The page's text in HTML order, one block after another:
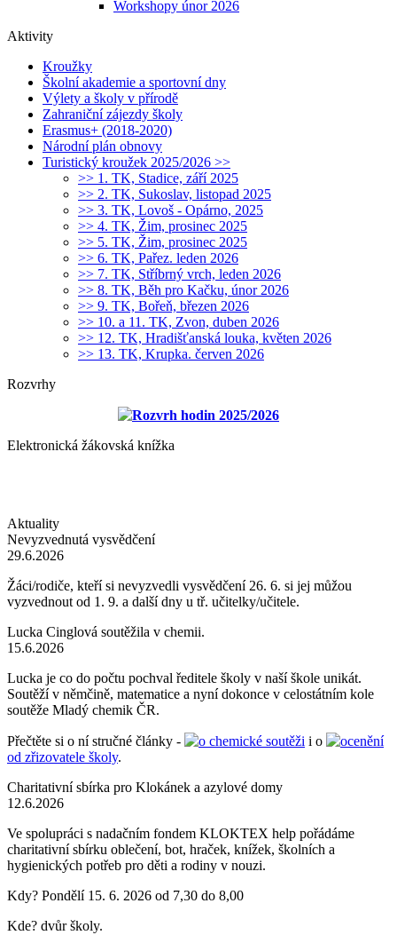
Workshopy únor 2026
Aktivity
Kroužky
Školní akademie a sportovní dny
Výlety a školy v přírodě
Zahraniční zájezdy školy
Erasmus+ (2018-2020)
Národní plán obnovy
Turistický kroužek 2025/2026 >>
>> 1. TK, Stadice, září 2025
>> 2. TK, Sukoslav, listopad 2025
>> 3. TK, Lovoš - Opárno, 2025
>> 4. TK, Žim, prosinec 2025
>> 5. TK, Žim, prosinec 2025
>> 6. TK, Pařez. leden 2026
>> 7. TK, Stříbrný vrch, leden 2026
>> 8. TK, Běh pro Kačku, únor 2026
>> 9. TK, Bořeň, březen 2026
>> 10. a 11. TK, Zvon, duben 2026
>> 12. TK, Hradišťanská louka, květen 2026
>> 13. TK, Krupka. červen 2026
Rozvrhy
Rozvrh hodin 2025/2026
Elektronická žákovská knížka
Aktuality
Nevyzvednutá vysvědčení
29.6.2026
Žáci/rodiče, kteří si nevyzvedli vysvědčení 26. 6. si jej můžou
vyzvednout od 1. 9. a další dny u tř. učitelky/učitele.
Lucka Cinglová soutěžila v chemii.
15.6.2026
Lucka je co do počtu pochval ředitele školy v naší škole unikát.
Soutěží v němčině, matematice a nyní dokonce v celostátním kole
soutěže Mladý chemik ČR.
Přečtěte si o ní stručné články - o chemické soutěži i o
ocenění
od zřizovatele školy.
Charitativní sbírka pro Klokánek a azylové domy
12.6.2026
Ve spolupráci s nadačním fondem KLOKTEX help pořádáme
charitativní sbírku oblečení, bot, hraček, knížek, školních a
hygienických potřeb pro děti a rodiny v nouzi.
Kdy? Pondělí 15. 6. 2026 od 7,30 do 8,00
Kde? dvůr školy.